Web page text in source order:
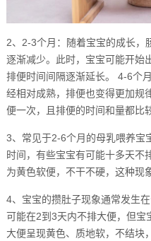
2、2-3个月：随着宝宝的成长，
逐渐减少。此时，宝宝可能开始
排便时间间隔逐渐延长。 4-6个
经相对成熟，排便也变得更加规
便一次，且排便的时间和量都比
3、常见于2-6个月的母乳喂养宝
时间，有些宝宝有可能十多天不
为黄色软便，不干不硬，这种现象
4、宝宝的攒肚子现象通常发生
可能在2到3天内不排大便，但宝
大便呈现黄色、质地软，不结块